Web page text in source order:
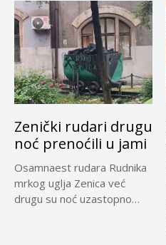
Zenički rudari drugu
noć prenoćili u jami
Osamnaest rudara Rudnika
mrkog uglja Zenica već
drugu su noć uzastopno